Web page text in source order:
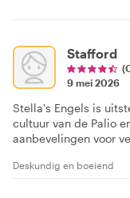
Stafford
9 mei 2026
Stella's Engels is
cultuur van de Palio
aanbevelingen voor
Deskundig en boeiend